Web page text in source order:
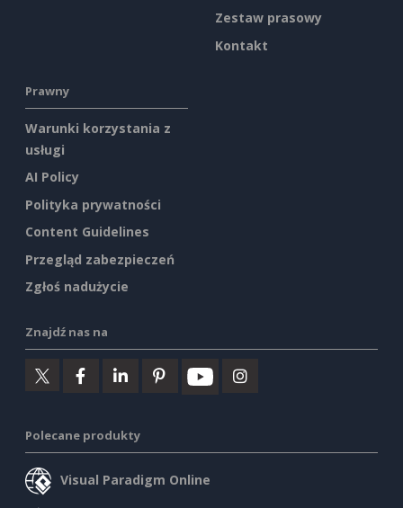
Zestaw prasowy
Kontakt
Prawny
Warunki korzystania z
usługi
AI Policy
Polityka prywatności
Content Guidelines
Przegląd zabezpieczeń
Zgłoś nadużycie
Znajdź nas na
Polecane produkty
Visual Paradigm Online